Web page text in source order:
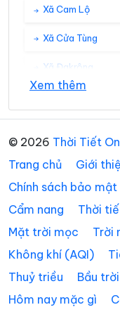
Xã Cam Lộ
Xã Cửa Tùng
Xã Đakrông
Xã Hướng Hiệp
Xã Hướng Phùng
Xã Kim Điền
Xã Lao Bảo
Xem thêm
© 2026 Thời Tiết
Trang chủ
Giới
Chính sách bảo mật
Cẩm nang
Thời
Mặt trời mọc
Trời
Không khí (AQI)
Thuỷ triều
Bầu
Hôm nay mặc gì